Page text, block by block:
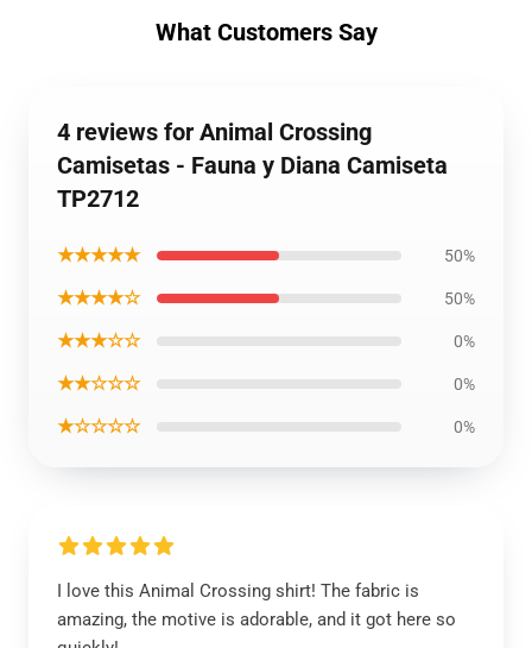
What Customers Say
4 reviews for Animal Crossing
Camisetas - Fauna y Diana Camiseta
TP2712
★★★★★ 50%
★★★★☆ 50%
★★★☆☆ 0%
★★☆☆☆ 0%
★☆☆☆☆ 0%
I love this Animal Crossing shirt! The fabric is
amazing, the motive is adorable, and it got here so